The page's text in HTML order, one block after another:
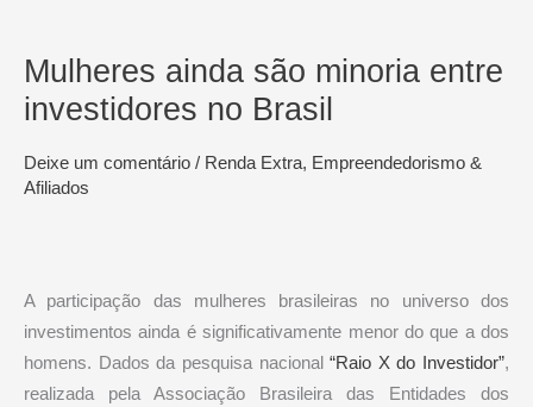
Mulheres ainda são minoria entre
investidores no Brasil
Deixe um comentário / Renda Extra, Empreendedorismo &
Afiliados
A participação das mulheres brasileiras no universo dos
investimentos ainda é significativamente menor do que a dos
homens. Dados da pesquisa nacional“Raio X do Investidor”,
realizada pela Associação Brasileira das Entidades dos